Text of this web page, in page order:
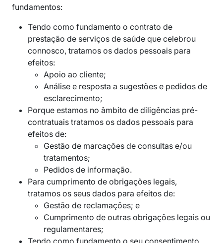
fundamentos:
Tendo como fundamento o contrato de
prestação de serviços de saúde que celebrou
connosco, tratamos os dados pessoais para
efeitos:
Apoio ao cliente;
Análise e resposta a sugestões e pedidos de
esclarecimento;
Porque estamos no âmbito de diligências pré-
contratuais tratamos os dados pessoais para
efeitos de:
Gestão de marcações de consultas e/ou
tratamentos;
Pedidos de informação.
Para cumprimento de obrigações legais,
tratamos os seus dados para efeitos de:
Gestão de reclamações; e
Cumprimento de outras obrigações legais ou
regulamentares;
Tendo como fundamento o seu consentimento,